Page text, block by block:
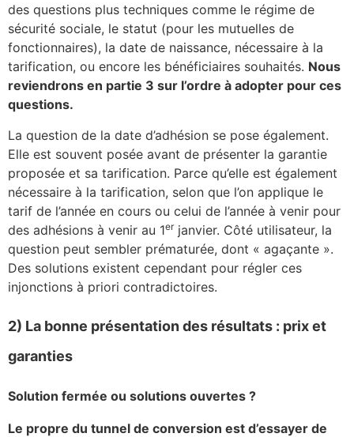
des questions plus techniques comme le régime de
sécurité sociale, le statut (pour les mutuelles de
fonctionnaires), la date de naissance, nécessaire à la
tarification, ou encore les bénéficiaires souhaités. Nous
reviendrons en partie 3 sur l’ordre à adopter pour ces
questions.
La question de la date d’adhésion se pose également.
Elle est souvent posée avant de présenter la garantie
proposée et sa tarification. Parce qu’elle est également
nécessaire à la tarification, selon que l’on applique le
tarif de l’année en cours ou celui de l’année à venir pour
des adhésions à venir au 1erjanvier. Côté utilisateur, la
question peut sembler prématurée, dont « agaçante ».
Des solutions existent cependant pour régler ces
injonctions à priori contradictoires.
2) La bonne présentation des résultats : prix et
garanties
Solution fermée ou solutions ouvertes ?
Le propre du tunnel de conversion est d’essayer de